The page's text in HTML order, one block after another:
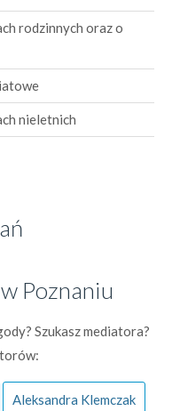
rodzinnych oraz o
nieletnich
Poznaniu
Szukasz mediatora?
Aleksandra Klemczak